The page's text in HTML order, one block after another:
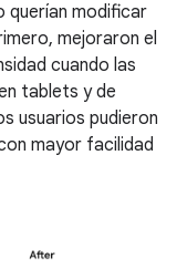
querían modificar
mejoraron el
cuando las
tablets y de
usuarios pudieron
mayor facilidad